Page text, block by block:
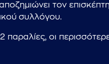
τον
συλλόγου.
οι